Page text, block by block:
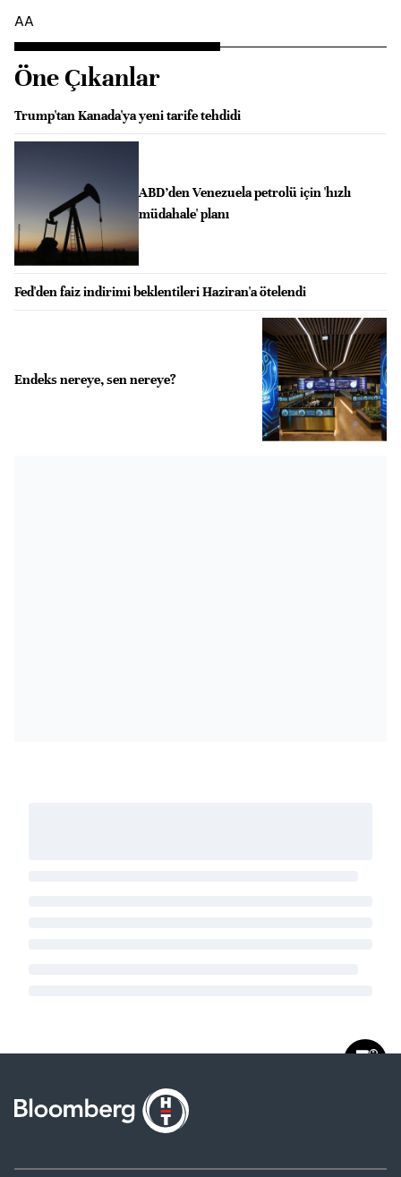
AA
Öne Çıkanlar
Trump'tan Kanada'ya yeni tarife tehdidi
ABD’den Venezuela petrolü için 'hızlı
müdahale' planı
Fed'den faiz indirimi beklentileri Haziran'a ötelendi
Endeks nereye, sen nereye?